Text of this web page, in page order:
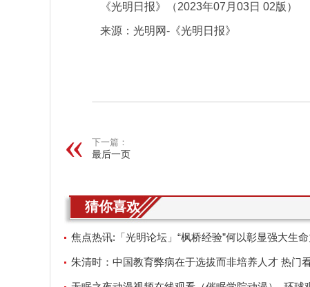
《光明日报》（2023年07月03日 02版）
来源：光明网-《光明日报》
下一篇：
最后一页
猜你喜欢
焦点热讯:「光明论坛」“枫桥经验”何以彰显强大生命
朱清时：中国教育弊病在于选拔而非培养人才 热门